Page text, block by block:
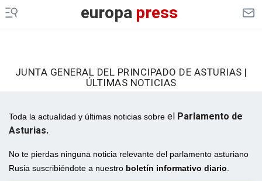
europapress
JUNTA GENERAL DEL PRINCIPADO DE ASTURIAS |
ÚLTIMAS NOTICIAS
Toda la actualidad y últimas noticias sobre el Parlamento de
Asturias.
No te pierdas ninguna noticia relevante del parlamento asturiano
Rusia suscribiéndote a nuestro boletín informativo diario